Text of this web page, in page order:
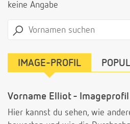
keine Angabe
IMAGE-PROFIL
Vorname Elliot - Imageprofil
Hier kannst du sehen, wie